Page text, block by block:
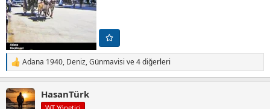
T
e
k
i
Adana 1940, Deniz,Günmavisi ve 4 diğerleri
HasanTürk
WT Yönetici